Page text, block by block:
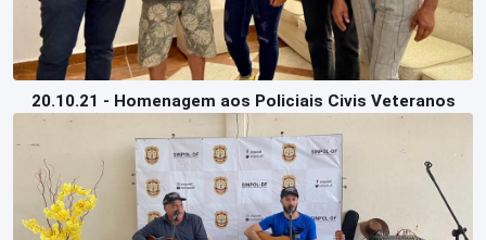
20.10.21 - Homenagem aos Policiais Civis Veteranos